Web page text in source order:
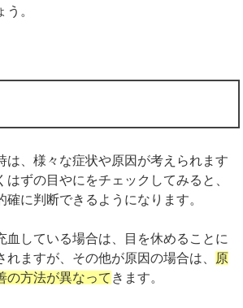
。
は、様々な症状や原因が考えられます
はずの目やにをチェックしてみると、
確に判断できるようになります。
血している場合は、目を休めることに
れますが、その他が原因の場合は、 原
の方法が異なって きます。